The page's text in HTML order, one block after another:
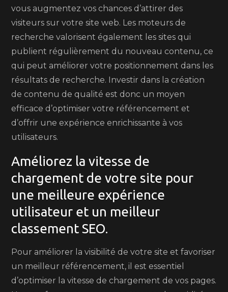
vous augmentez vos chances d’attirer des
visiteurs sur votre site web. Les moteurs de
recherche valorisent également les sites qui
publient régulièrement du nouveau contenu, ce
qui peut améliorer votre positionnement dans les
résultats de recherche. Investir dans la création
de contenu de qualité est donc un moyen
efficace d’optimiser votre référencement et
d’offrir une expérience enrichissante à vos
utilisateurs.
Améliorez la vitesse de
chargement de votre site pour
une meilleure expérience
utilisateur et un meilleur
classement SEO.
Pour améliorer la visibilité de votre site et favoriser
un meilleur référencement, il est essentiel
d’optimiser la vitesse de chargement de vos pages.